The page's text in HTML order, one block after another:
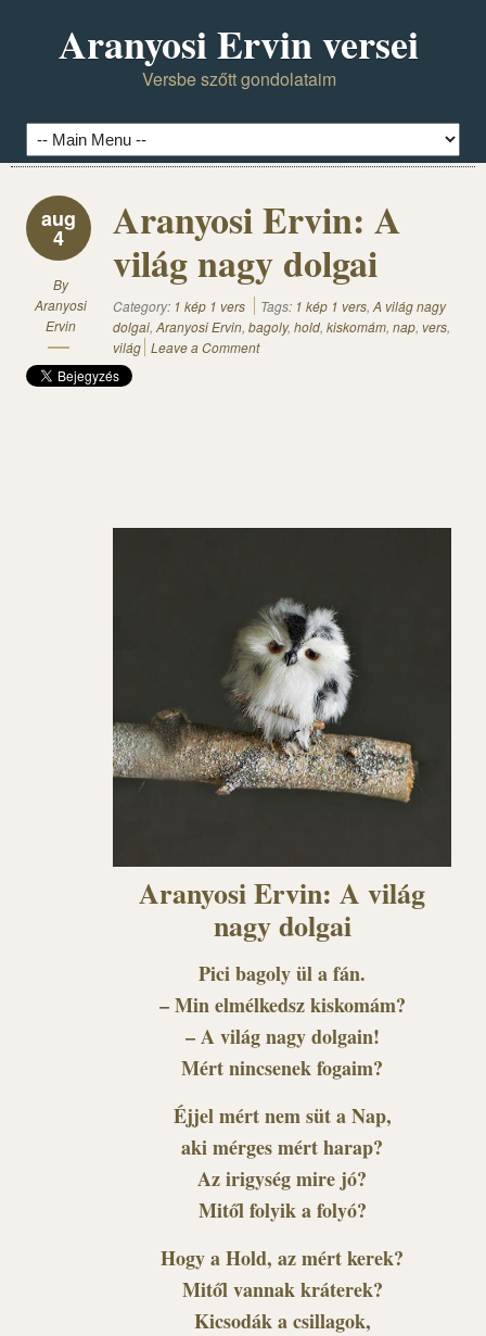
Aranyosi Ervin versei
Versbe szőtt gondolataim
aug
4
By
Aranyosi
Ervin
Aranyosi Ervin: A
világ nagy dolgai
Category: 1 kép 1 vers Tags: 1 kép 1 vers, A világ nagy
dolgai, Aranyosi Ervin, bagoly, hold, kiskomám, nap, vers,
világ Leave a Comment
Aranyosi Ervin: A világ
nagy dolgai
Pici bagoly ül a fán.
– Min elmélkedsz kiskomám?
– A világ nagy dolgain!
Mért nincsenek fogaim?
Éjjel mért nem süt a Nap,
aki mérges mért harap?
Az irigység mire jó?
Mitől folyik a folyó?
Hogy a Hold, az mért kerek?
Mitől vannak kráterek?
Kicsodák a csillagok,